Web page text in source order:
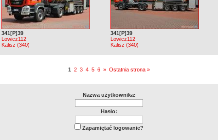
341[P]39
Lowicz112
Kalisz (340)
341[P]39
Lowicz112
Kalisz (340)
1 2 3 4 5 6 » Ostatnia strona »
Nazwa użytkownika:
Hasło:
Zapamiętać logowanie?